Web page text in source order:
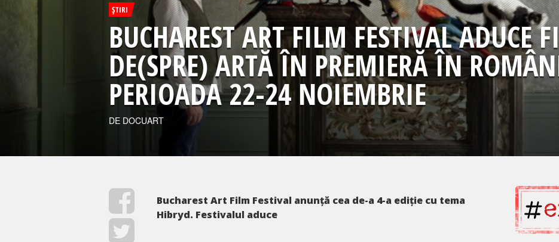
ŞTIRI
BUCHAREST ART FILM FESTIVAL ADUCE
DE(SPRE) ARTĂ ÎN PREMIERĂ ÎN
PERIOADA 22-24 NOIEMBRIE
DE DOCUART
Bucharest Art Film Festival anunță cea de-a 4-a ediție cu tema
Hibryd. Festivalul aduce